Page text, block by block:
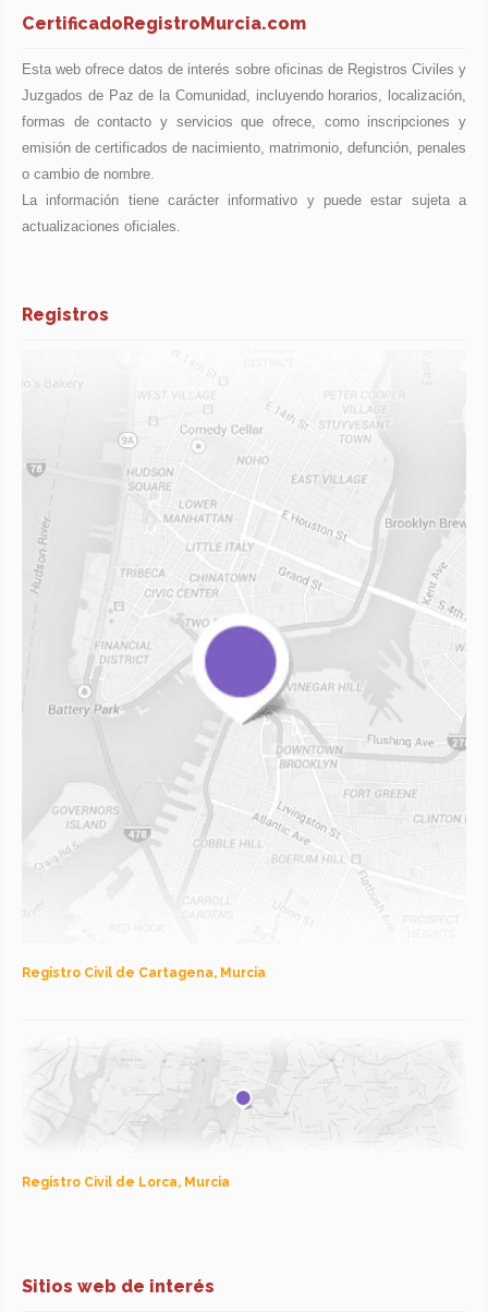
CertificadoRegistroMurcia.com
Esta web ofrece datos de interés sobre oficinas de Registros Civiles y
Juzgados de Paz de la Comunidad, incluyendo horarios, localización,
formas de contacto y servicios que ofrece, como inscripciones y
emisión de certificados de nacimiento, matrimonio, defunción, penales
o cambio de nombre.
La información tiene carácter informativo y puede estar sujeta a
actualizaciones oficiales.
Registros
Registro Civil de Cartagena, Murcia
Registro Civil de Lorca, Murcia
Sitios web de interés